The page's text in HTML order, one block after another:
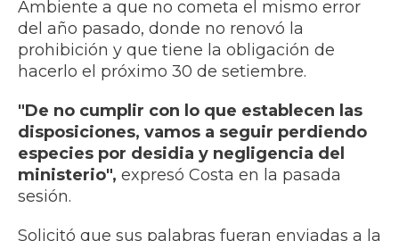
Ambiente a que no cometa el mismo error
del año pasado, donde no renovó la
prohibición y que tiene la obligación de
hacerlo el próximo 30 de setiembre.
"De no cumplir con lo que establecen las
disposiciones, vamos a seguir perdiendo
especies por desidia y negligencia del
ministerio", expresó Costa en la pasada
sesión.
Solicitó que sus palabras fueran enviadas a la